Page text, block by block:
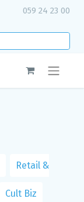
059 24 23 00
Retail &
Cult Biz